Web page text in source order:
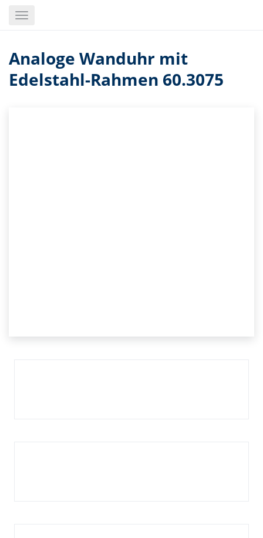
Toggle
Analoge Wanduhr mit
Edelstahl-Rahmen 60.3075